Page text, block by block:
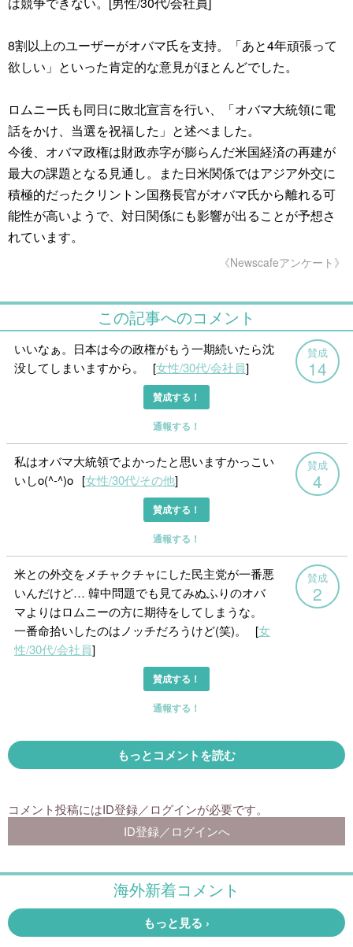
8割以上のユーザーがオバマ氏を支持。「あと4年頑張って
欲しい」といった肯定的な意見がほとんどでした。
ロムニー氏も同日に敗北宣言を行い、「オバマ大統領に電
話をかけ、当選を祝福した」と述べました。
今後、オバマ政権は財政赤字が膨らんだ米国経済の再建が
最大の課題となる見通し。また日米関係ではアジア外交に
積極的だったクリントン国務長官がオバマ氏から離れる可
能性が高いようで、対日関係にも影響が出ることが予想さ
れています。
《Newscafeアンケート》